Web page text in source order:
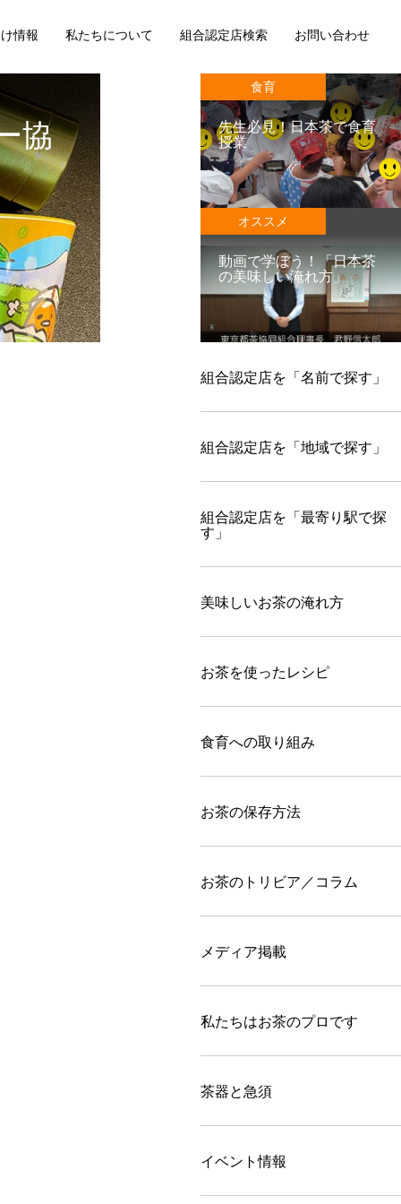
情報 私たちについて 組合認定店検索 お問い合わせ
協
食育
先生必見！日本茶で食育
授業
オススメ
動画で学ぼう！「日本茶
の美味しい淹れ方」
組合認定店を「名前で探す」
組合認定店を「地域で探す」
組合認定店を「最寄り駅で探
す」
美味しいお茶の淹れ方
お茶を使ったレシピ
食育への取り組み
お茶の保存方法
お茶のトリビア／コラム
メディア掲載
私たちはお茶のプロです
茶器と急須
イベント情報